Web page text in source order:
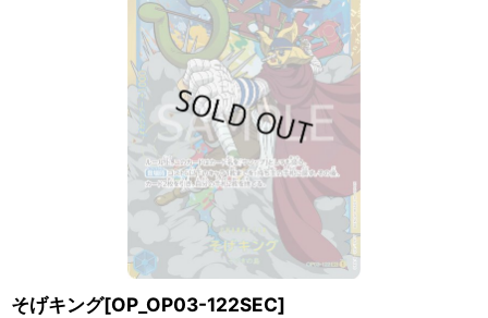
そげキング[OP_OP03-122SEC]